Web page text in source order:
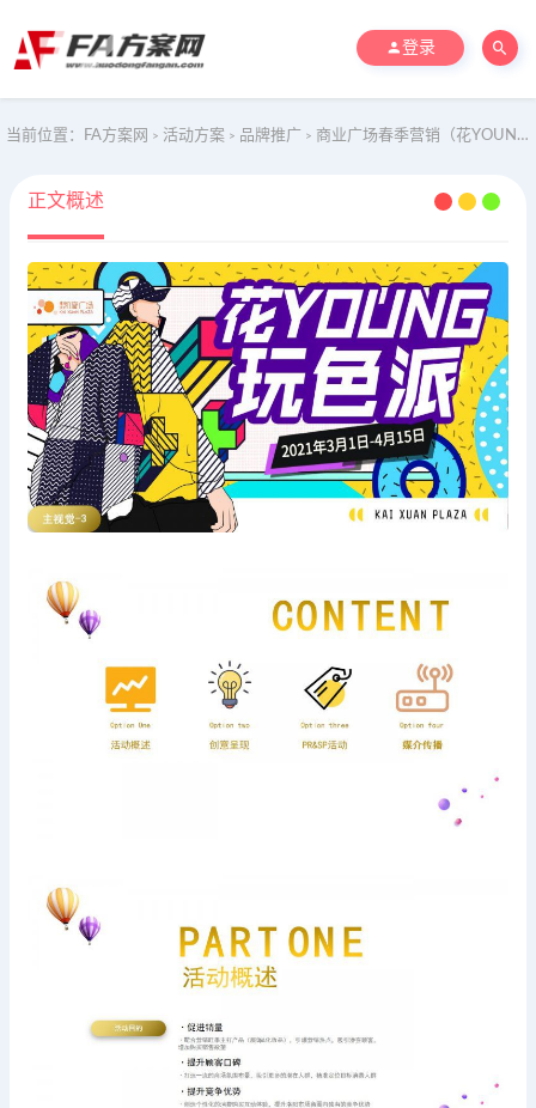
登录
当前位置： FA方案网 > 活动方案 > 品牌推广 > 商业广场春季营销（花YOUNG玩色派主题）活动策划方案-50P
正文概述